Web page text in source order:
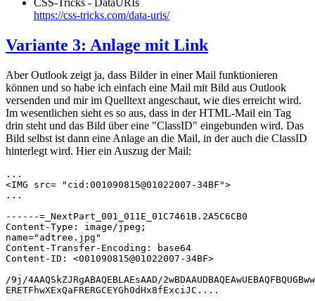
CSS-Tricks - DataURIs
https://css-tricks.com/data-uris/
Variante 3: Anlage mit Link
Aber Outlook zeigt ja, dass Bilder in einer Mail funktionieren
können und so habe ich einfach eine Mail mit Bild aus Outlook
versenden und mir im Quelltext angeschaut, wie dies erreicht wird.
Im wesentlichen sieht es so aus, dass in der HTML-Mail ein Tag
drin steht und das Bild über eine "ClassID" eingebunden wird. Das
Bild selbst ist dann eine Anlage an die Mail, in der auch die ClassID
hinterlegt wird. Hier ein Auszug der Mail:
...
<IMG src= "cid:001090815@01022007-34BF">
...
------=_NextPart_001_011E_01C7461B.2A5C6CB0
Content-Type: image/jpeg;
name="adtree.jpg"
Content-Transfer-Encoding: base64
Content-ID: <001090815@01022007-34BF>
/9j/4AAQSkZJRgABAQEBLAEsAAD/
ERETFhwXExQaFRERGCEYGh0dHx8fExciJC....